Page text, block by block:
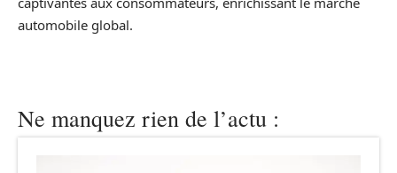
automobile global.
Ne manquez rien de l’actu :